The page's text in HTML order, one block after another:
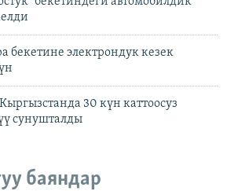
бекетине электрондук кезек
30 күн каттоосуз
сунушталды
баяндар